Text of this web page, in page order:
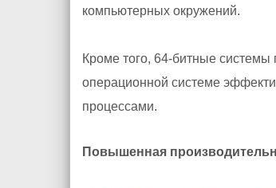
компьютерных окружений.
Кроме того, 64-битные
операционной системе
процессами.
Повышенная